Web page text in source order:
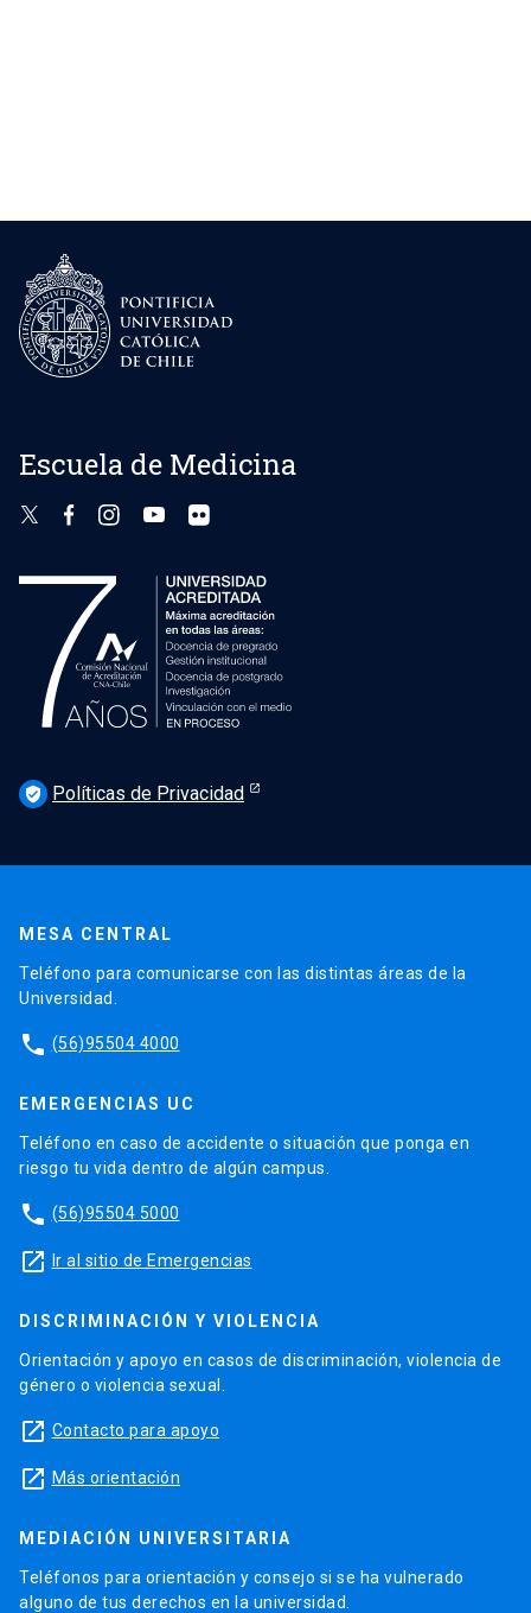
Escuela de Medicina
verified_user Políticas de Privacidad
MESA CENTRAL
Teléfono para comunicarse con las distintas áreas de la
Universidad.
phone (56)95504 4000
EMERGENCIAS UC
Teléfono en caso de accidente o situación que ponga en
riesgo tu vida dentro de algún campus.
phone (56)95504 5000
launch Ir al sitio de Emergencias
DISCRIMINACIÓN Y VIOLENCIA
Orientación y apoyo en casos de discriminación, violencia de
género o violencia sexual.
launch Contacto para apoyo
launch Más orientación
MEDIACIÓN UNIVERSITARIA
Teléfonos para orientación y consejo si se ha vulnerado
alguno de tus derechos en la universidad.